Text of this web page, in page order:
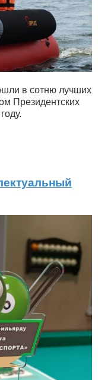
в сотню лучших
Президентских